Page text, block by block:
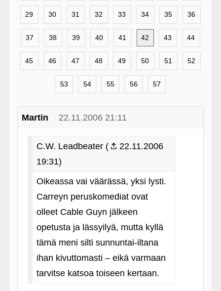
29 30 31 32 33 34 35 36
37 38 39 40 41 42 43 44
45 46 47 48 49 50 51 52
53 54 55 56 57
Martin 22.11.2006 21:11
C.W. Leadbeater (
22.11.2006
19:31)
Oikeassa vai väärässä, yksi lysti.
Carreyn peruskomediat ovat
olleet Cable Guyn jälkeen
opetusta ja lässyilyä, mutta kyllä
tämä meni silti sunnuntai-iltana
ihan kivuttomasti – eikä varmaan
tarvitse katsoa toiseen kertaan.